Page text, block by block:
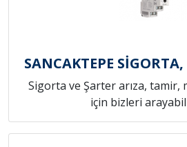
SANCAKTEPE
Sigorta ve Şarter arıza, tamir,
için bizleri